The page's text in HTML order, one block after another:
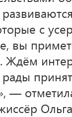
с
вы
Ждём
—